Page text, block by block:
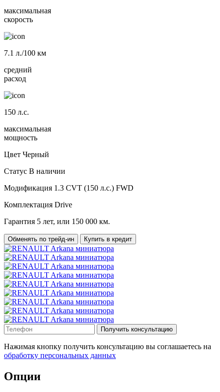
максимальная
скорость
7.1 л./100 км
средний
расход
150 л.с.
максимальная
мощность
Цвет Черный
Статус В наличии
Модификация 1.3 CVT (150 л.с.) FWD
Комплектация Drive
Гарантия 5 лет, или 150 000 км.
Обменять по трейд-ин Купить в кредит
Получить консультацию
Нажимая кнопку получить консультацию вы соглашаетесь на
обработку персональных данных
Опции